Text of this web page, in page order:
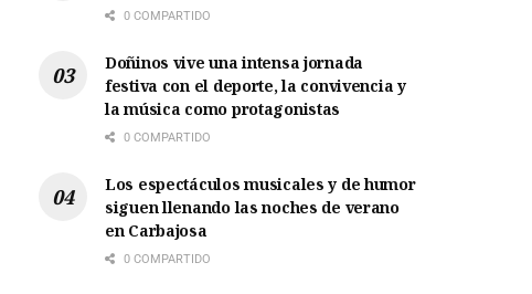
0 COMPARTIDO
Doñinos vive una intensa jornada
festiva con el deporte, la convivencia y
la música como protagonistas
0 COMPARTIDO
Los espectáculos musicales y de humor
siguen llenando las noches de verano
en Carbajosa
0 COMPARTIDO